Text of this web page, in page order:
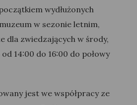
wydłużonych
w sezonie letnim,
zwiedzających w środy,
14:00 do 16:00 do połowy
jest we współpracy ze